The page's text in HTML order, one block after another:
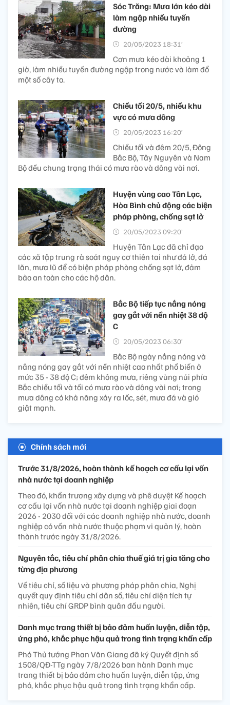
Sóc Trăng: Mưa lớn kéo dài
làm ngập nhiều tuyến
đường
20/05/2023 18:31’
Cơn mưa kéo dài khoảng 1
giờ, làm nhiều tuyến đường ngập trong nước và làm đổ
một số cây to.
Chiều tối 20/5, nhiều khu
vực có mưa dông
20/05/2023 16:20’
Chiều tối và đêm 20/5, Đông
Bắc Bộ, Tây Nguyên và Nam
Bộ đều chung trạng thái có mưa rào và dông vài nơi.
Huyện vùng cao Tân Lạc,
Hòa Bình chủ động các biện
pháp phòng, chống sạt lở
20/05/2023 09:20’
Huyện Tân Lạc đã chỉ đạo
các xã tập trung rà soát nguy cơ thiên tai như đá lở, đá
lăn, mưa lũ để có biện pháp phòng chống sạt lở, đảm
bảo an toàn cho các hộ dân.
Bắc Bộ tiếp tục nắng nóng
gay gắt với nền nhiệt 38 độ
C
20/05/2023 06:30’
Bắc Bộ ngày nắng nóng và
nắng nóng gay gắt với nền nhiệt cao nhất phổ biến ở
mức 35 - 38 độ C; đêm không mưa, riêng vùng núi phía
Bắc chiều tối và tối có mưa rào và dông vài nơi; trong
mưa dông có khả năng xảy ra lốc, sét, mưa đá và gió
giật mạnh.
Chính sách mới
Trước 31/8/2026, hoàn thành kế hoạch cơ cấu lại vốn
nhà nước tại doanh nghiệp
Theo đó, khẩn trương xây dựng và phê duyệt Kế hoạch
cơ cấu lại vốn nhà nước tại doanh nghiệp giai đoạn
2026 - 2030 đối với các doanh nghiệp nhà nước, doanh
nghiệp có vốn nhà nước thuộc phạm vi quản lý, hoàn
thành trước ngày 31/8/2026.
Nguyên tắc, tiêu chí phân chia thuế giá trị gia tăng cho
từng địa phương
Về tiêu chí, số liệu và phương pháp phân chia, Nghị
quyết quy định tiêu chí dân số, tiêu chí diện tích tự
nhiên, tiêu chí GRDP bình quân đầu người.
Danh mục trang thiết bị bảo đảm huấn luyện, diễn tập,
ứng phó, khắc phục hậu quả trong tình trạng khẩn cấp
Phó Thủ tướng Phan Văn Giang đã ký Quyết định số
1508/QĐ-TTg ngày 7/8/2026 ban hành Danh mục
trang thiết bị bảo đảm cho huấn luyện, diễn tập, ứng
phó, khắc phục hậu quả trong tình trạng khẩn cấp.